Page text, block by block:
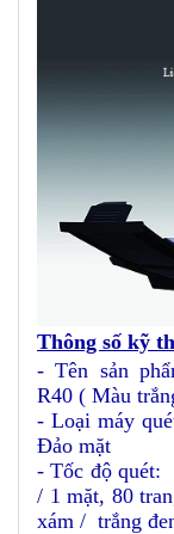
Thông số kỹ
- Tên sản
R40 ( Màu
- Loại máy
Đảo mặt
- Tốc độ quét:
/ 1 mặt, 80
xám / trắng